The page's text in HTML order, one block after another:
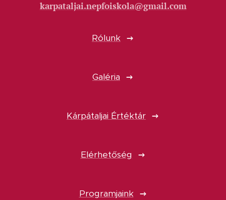
karpataljai.nepfoiskola@gmail.com
Rólunk
Galéria
Kárpátaljai Értéktár
Elérhetőség
Programjaink